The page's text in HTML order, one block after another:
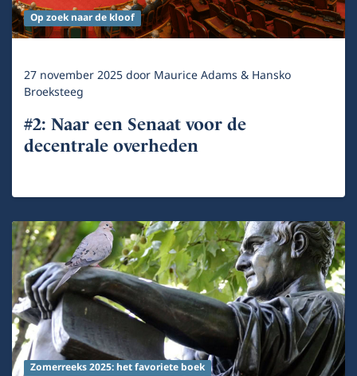
Op zoek naar de kloof
27 november 2025door Maurice Adams & Hansko
Broeksteeg
#2: Naar een Senaat voor de
decentrale overheden
Zomerreeks 2025: het favoriete boek